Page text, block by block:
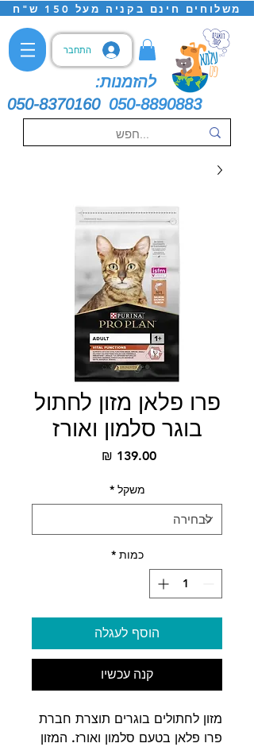
משלוחים חינם בקניה מעל 150 ש"ח
התחבר
להזמנות:
050-8370160 050-8890883
פרו פלאן מזון לחתול
בוגר סלמון ואורז
משקל *
כמות *
הוסף לעגלה
קנה עכשיו
מזון לחתולים בוגרים תוצרת חברת
פרו פלאן בטעם סלמון ואורז. המזון